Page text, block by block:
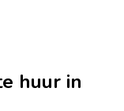
huur in